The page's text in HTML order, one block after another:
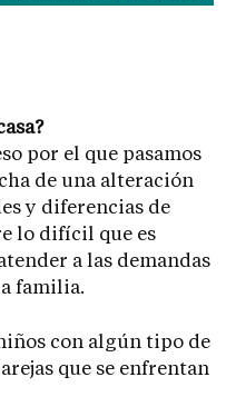
por el que pasamos
de una alteración
y diferencias de
lo difícil que es
a las demandas
familia.
con algún tipo de
que se enfrentan